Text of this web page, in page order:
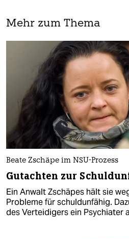
Mehr zum Thema
Beate Zschäpe im NSU-Prozess
Gutachten zur
Ein Anwalt Zschäpes hält sie
Probleme für schuldunfähig.
des Verteidigers ein Psychiater